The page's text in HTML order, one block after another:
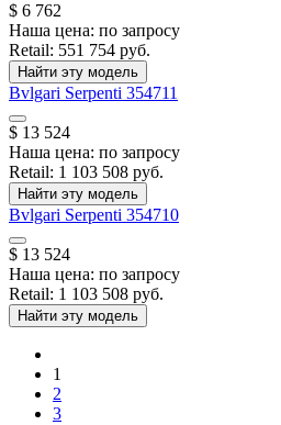
$ 6 762
Наша цена: по запросу
Retail: 551 754 руб.
Найти эту модель
Bvlgari Serpenti 354711
$ 13 524
Наша цена: по запросу
Retail: 1 103 508 руб.
Найти эту модель
Bvlgari Serpenti 354710
$ 13 524
Наша цена: по запросу
Retail: 1 103 508 руб.
Найти эту модель
1
2
3